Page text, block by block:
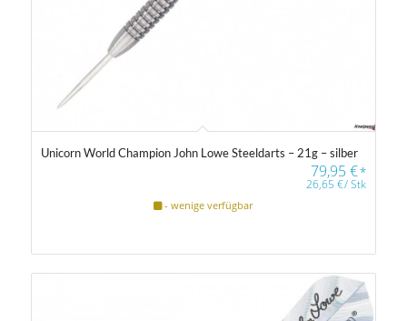
Unicorn World Champion John Lowe Steeldarts – 21g – silber
79,95€*
26,65€/Stk
- wenige verfügbar